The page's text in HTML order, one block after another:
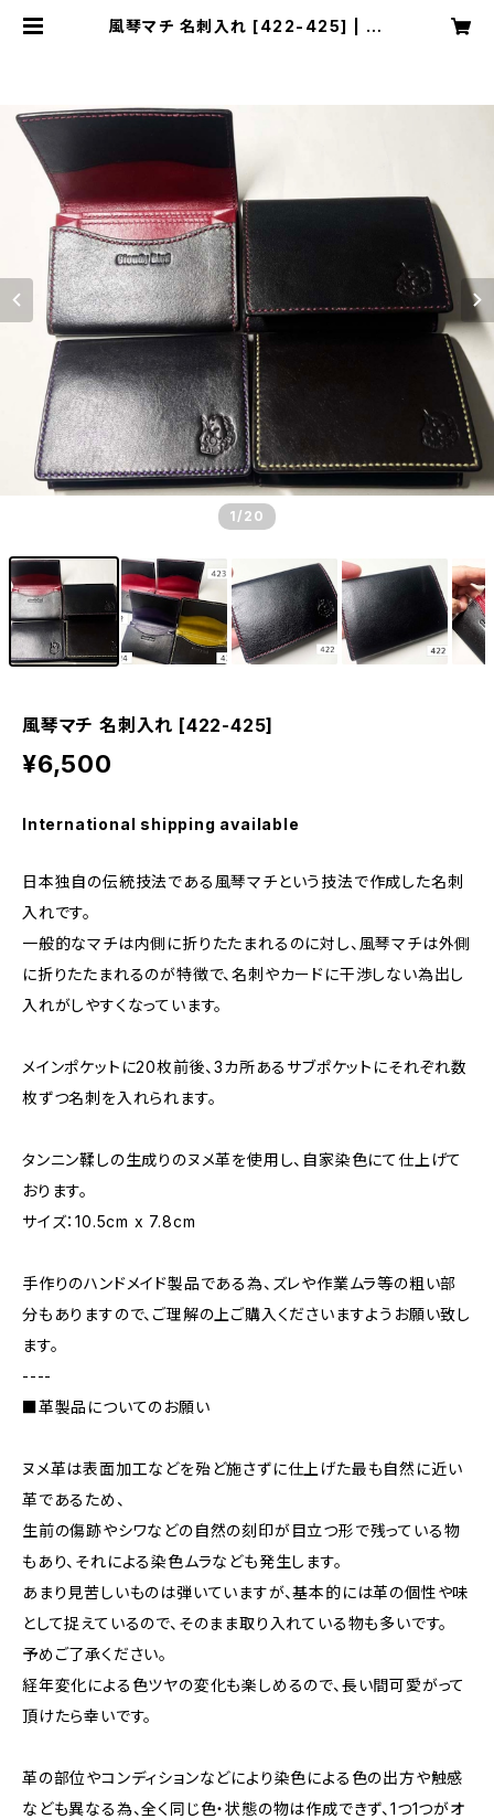
風琴マチ 名刺入れ [422-425] | Cl
1 /20
風琴マチ 名刺入れ [422-425]
¥6,500
International shipping available
日本独自の伝統技法である風琴マチという技法で作成した名刺
入れです。
一般的なマチは内側に折りたたまれるのに対し、風琴マチは外側
に折りたたまれるのが特徴で、名刺やカードに干渉しない為出し
入れがしやすくなっています。
メインポケットに20枚前後、3カ所あるサブポケットにそれぞれ数
枚ずつ名刺を入れられます。
タンニン鞣しの生成りのヌメ革を使用し、自家染色にて仕上げて
おります。
サイズ：10.5cm x 7.8cm
手作りのハンドメイド製品である為、ズレや作業ムラ等の粗い部
分もありますので、ご理解の上ご購入くださいますようお願い致し
ます。
----
■革製品についてのお願い
ヌメ革は表面加工などを殆ど施さずに仕上げた最も自然に近い
革であるため、
生前の傷跡やシワなどの自然の刻印が目立つ形で残っている物
もあり、それによる染色ムラなども発生します。
あまり見苦しいものは弾いていますが、基本的には革の個性や味
として捉えているので、そのまま取り入れている物も多いです。
予めご了承ください。
経年変化による色ツヤの変化も楽しめるので、長い間可愛がって
頂けたら幸いです。
革の部位やコンディションなどにより染色による色の出方や触感
なども異なる為、全く同じ色・状態の物は作成できず、1つ1つがオ